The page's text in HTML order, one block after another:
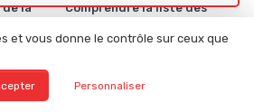
de la
Comprendre la liste des
fusibles pour votre Peugeot
208
et vous donne le contrôle sur ceux que
Personnaliser